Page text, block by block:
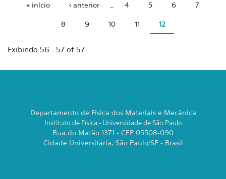
« início ‹ anterior 4 5 6 7
8 9 10 11 12
Exibindo 56 - 57 of 57
Departamento de Física dos Materiais e Mecânica
Instituto de Física - Universidade de São Paulo
Rua do Matão 1371 - CEP 05508-090
Cidade Universitária, São Paulo/SP - Brasil